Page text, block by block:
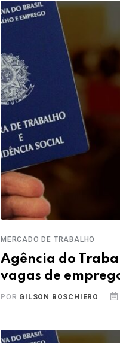
MERCADO DE TRABALHO
Agência do
vagas de
POR GILSON BOSCHIERO